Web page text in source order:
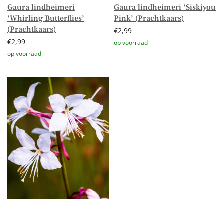
Gaura lindheimeri
‘Whirling Butterflies’
(Prachtkaars)
€2,99
Gaura lindheimeri ‘Siskiyou
Pink’ (Prachtkaars)
€2,99